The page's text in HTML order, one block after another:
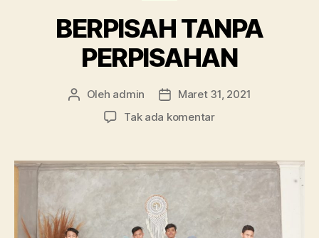
BERPISAH TANPA
PERPISAHAN
Penulis
artikel
Oleh admin
Tanggal
artikel
Maret 31, 2021
Tak ada komentarpada
PERPISAHAN